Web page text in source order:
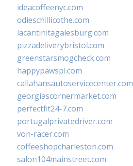
ideacoffeenyc.com
odieschillicothe.com
lacantinitagalesburg.com
pizzadeliverybristol.com
greenstarsmogcheck.com
happypawspl.com
callahansautoservicecenter.com
georgiascornermarket.com
perfectfit24-7.com
portugalprivatedriver.com
von-racer.com
coffeeshopcharleston.com
salon104mainstreet.com